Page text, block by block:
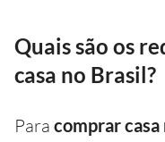
Quais são os
casa no Brasil?
Para comprar casa